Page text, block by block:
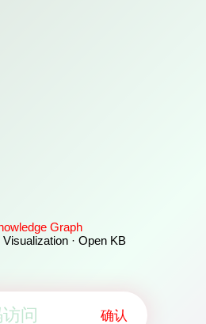
Graph
Visualization · Open KB
确认